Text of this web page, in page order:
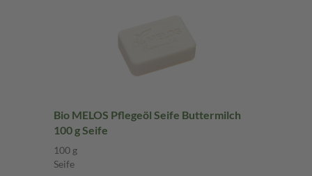
Bio MELOS Pflegeöl Seife Buttermilch
100 g Seife
100 g
Seife